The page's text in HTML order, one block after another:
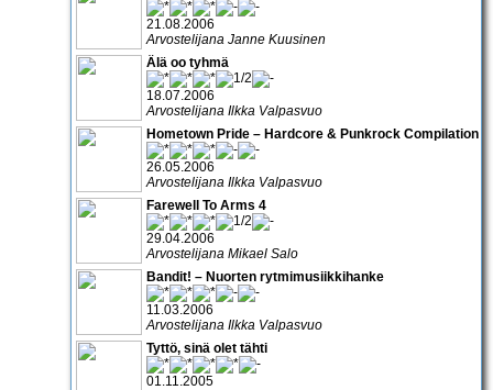
21.08.2006
Arvostelijana Janne Kuusinen
Älä oo tyhmä
18.07.2006
Arvostelijana Ilkka Valpasvuo
Hometown Pride – Hardcore & Punkrock Compilation
26.05.2006
Arvostelijana Ilkka Valpasvuo
Farewell To Arms 4
29.04.2006
Arvostelijana Mikael Salo
Bandit! – Nuorten rytmimusiikkihanke
11.03.2006
Arvostelijana Ilkka Valpasvuo
Tyttö, sinä olet tähti
01.11.2005